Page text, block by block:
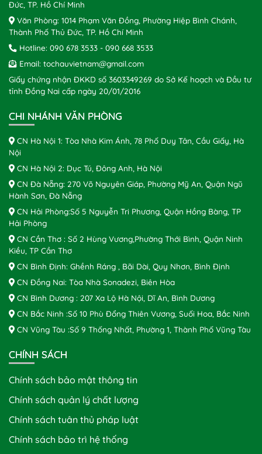
Đức, TP. Hồ Chí Minh
Văn Phòng: 1014 Phạm Văn Đồng, Phường Hiệp Bình Chánh,
Thành Phố Thủ Đức, TP. Hồ Chí Minh
Hotline: 090 678 3533 - 090 668 3533
Email: tochauvietnam@gmail.com
Giấy chứng nhận ĐKKD số 3603349269 do Sở Kế hoạch và Đầu tư
tỉnh Đồng Nai cấp ngày 20/01/2016
CHI NHÁNH VĂN PHÒNG
CN Hà Nội 1: Tòa Nhà Kim Ánh, 78 Phố Duy Tân, Cầu Giấy, Hà
Nội
CN Hà Nội 2: Dục Tú, Đông Anh, Hà Nội
CN Đà Nẵng: 270 Võ Nguyên Giáp, Phường Mỹ An, Quận Ngũ
Hành Sơn, Đà Nẵng
CN Hải Phòng:Số 5 Nguyễn Tri Phương, Quận Hồng Bàng, TP
Hải Phòng
CN Cần Thơ : Số 2 Hùng Vương,Phường Thới Bình, Quận Ninh
Kiều, TP Cần Thơ
CN Bình Định: Ghềnh Ráng , Bãi Dài, Quy Nhơn, Bình Định
CN Đồng Nai: Tòa Nhà Sonadezi, Biên Hòa
CN Bình Dương : 207 Xa Lộ Hà Nội, Dĩ An, Bình Dương
CN Bắc Ninh :Số 10 Phù Đổng Thiên Vương, Suối Hoa, Bắc Ninh
CN Vũng Tàu :Số 9 Thống Nhất, Phường 1, Thành Phố Vũng Tàu
CHÍNH SÁCH
Chính sách bảo mật thông tin
Chính sách quản lý chất lượng
Chính sách tuân thủ pháp luật
Chính sách bảo trì hệ thống